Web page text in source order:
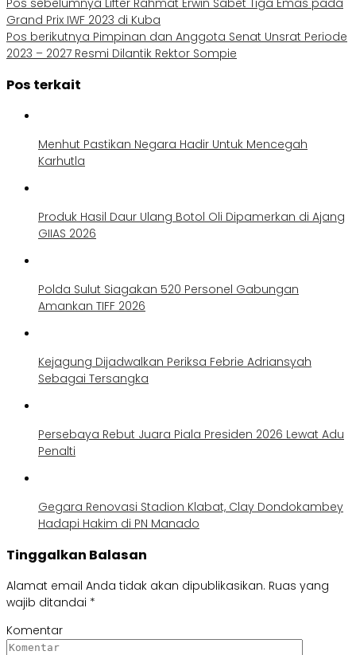
Grand Prix IWF 2023 di Kuba
Pos berikutnya Pimpinan dan Anggota Senat Unsrat Periode
2023 – 2027 Resmi Dilantik Rektor Sompie
Pos terkait
Menhut Pastikan Negara Hadir Untuk Mencegah
Karhutla
Produk Hasil Daur Ulang Botol Oli Dipamerkan di Ajang
GIIAS 2026
Polda Sulut Siagakan 520 Personel Gabungan
Amankan TIFF 2026
Kejagung Dijadwalkan Periksa Febrie Adriansyah
Sebagai Tersangka
Persebaya Rebut Juara Piala Presiden 2026 Lewat Adu
Penalti
Gegara Renovasi Stadion Klabat, Clay Dondokambey
Hadapi Hakim di PN Manado
Tinggalkan Balasan
Alamat email Anda tidak akan dipublikasikan. Ruas yang
wajib ditandai *
Komentar